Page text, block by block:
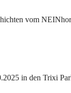
vom
in den Trixi